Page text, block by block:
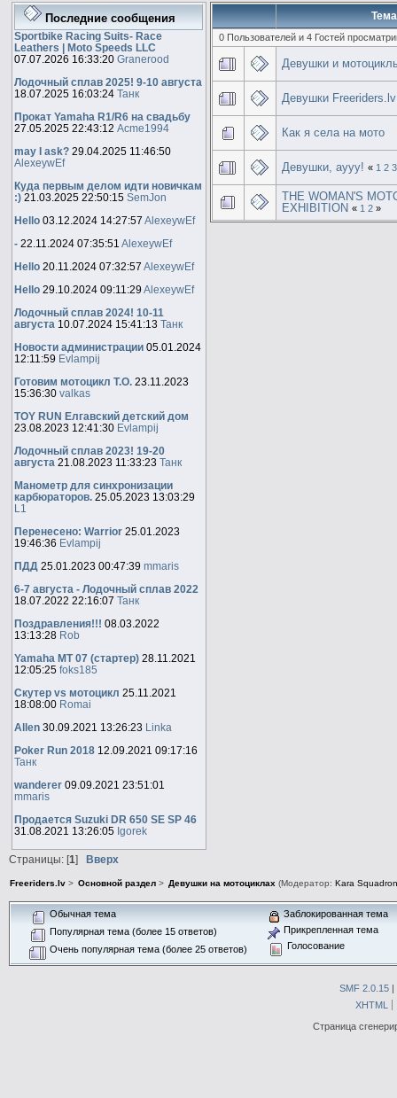
Последние сообщения
Sportbike Racing Suits- Race
Leathers | Moto Speeds LLC
07.07.2026 16:33:20Granerood
Лодочный сплав 2025! 9-10 августа
18.07.2025 16:03:24Танк
Прокат Yamaha R1/R6 на свадьбу
27.05.2025 22:43:12Acme1994
may I ask? 29.04.2025 11:46:50
AlexeywEf
Куда первым делом идти новичкам
:) 21.03.2025 22:50:15SemJon
Hello 03.12.2024 14:27:57AlexeywEf
- 22.11.2024 07:35:51AlexeywEf
Hello 20.11.2024 07:32:57AlexeywEf
Hello 29.10.2024 09:11:29AlexeywEf
Лодочный сплав 2024! 10-11
августа 10.07.2024 15:41:13Танк
Новости администрации 05.01.2024
12:11:59 Evlampij
Готовим мотоцикл Т.О. 23.11.2023
15:36:30valkas
TOY RUN Елгавский детский дом
23.08.2023 12:41:30 Evlampij
Лодочный сплав 2023! 19-20
августа 21.08.2023 11:33:23Танк
Манометр для синхронизации
карбюраторов. 25.05.2023 13:03:29
L1
Перенесено: Warrior 25.01.2023
19:46:36 Evlampij
ПДД 25.01.2023 00:47:39mmaris
6-7 августа - Лодочный сплав 2022
18.07.2022 22:16:07Танк
Поздравления!!! 08.03.2022
13:13:28 Rob
Yamaha MT 07 (стартер) 28.11.2021
12:05:25foks185
Скутер vs мотоцикл25.11.2021
18:08:00 Romai
Allen 30.09.2021 13:26:23 Linka
Poker Run 2018 12.09.2021 09:17:16
Танк
wanderer 09.09.2021 23:51:01
mmaris
Продается Suzuki DR 650 SE SP 46
31.08.2021 13:26:05 Igorek
Тема
0 Пользователей и 4 Гостей
Девушки и
Девушки Freeriders.lv
Как я села на мото
Девушки, аууу!« 1 2 3
THE WOMAN'S
EXHIBITION « 1 2 »
Страницы: [1] Вверх
Freeriders.lv > Основной раздел > Девушки на мотоциклах (Модератор:Kara
Обычная тема
Популярная тема (более 15 ответов)
Очень популярная тема (более 25 ответов)
Заблокированная тема
Прикрепленная тема
Голосование
SMF 2.0.15|
XHTML
Страница